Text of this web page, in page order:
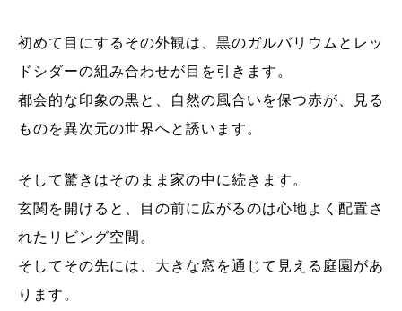
初めて目にするその外観は、黒のガルバリウムとレッ
ドシダーの組み合わせが目を引きます。
都会的な印象の黒と、自然の風合いを保つ赤が、見る
ものを異次元の世界へと誘います。
そして驚きはそのまま家の中に続きます。
玄関を開けると、目の前に広がるのは心地よく配置さ
れたリビング空間。
そしてその先には、大きな窓を通じて見える庭園があ
ります。